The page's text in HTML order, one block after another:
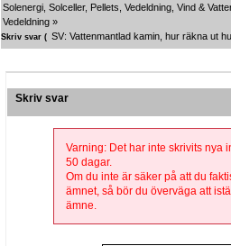
Solenergi, Solceller, Pellets, Vedeldning, Vind &
Vedeldning »
Skriv svar ( SV: Vattenmantlad kamin, hur räkna ut
Skriv svar
Varning: Det har inte skrivits nya
50 dagar.
Om du inte är säker på att du
ämnet, så bör du överväga att
ämne.